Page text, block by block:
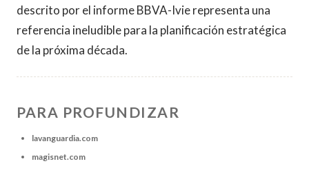
descrito por el informe BBVA-Ivie representa una
referencia ineludible para la planificación estratégica
de la próxima década.
PARA PROFUNDIZAR
lavanguardia.com
magisnet.com